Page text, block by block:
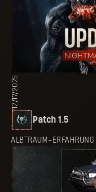
12/17/2025
Patch 1.5
ALBTRAUM-ERFAHRUNG